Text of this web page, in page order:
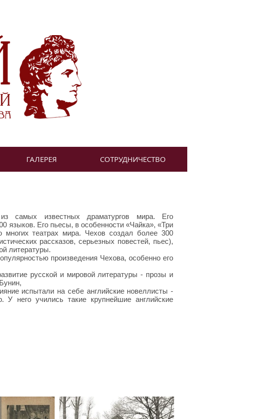
ГАЛЕРЕЯ СОТРУДНИЧЕСТВО
самых известных драматургов мира. Его
языков. Его пьесы, в особенности «Чайка», «Три
театрах мира. Чехов создал более 300
рассказов, серьезных повестей, пьес),
литературы.
произведения Чехова, особенно его
русской и мировой литературы - прозы и
,
испытали на себе английские новеллисты -
него учились такие крупнейшие английские